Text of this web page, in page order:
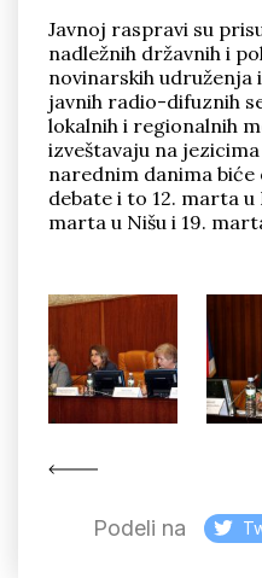
Podeli na
Javnoj raspravi su
nadležnih državnih i
novinarskih udruženja
javnih radio-difuznih
lokalnih i regionalnih
izveštavaju na
narednim danima
debate i to 12. marta u
marta u Nišu i 19.